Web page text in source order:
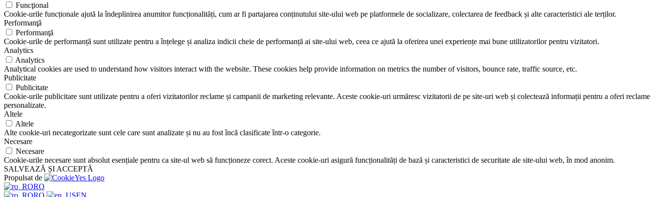
Funcţional
Cookie-urile funcționale ajută la îndeplinirea anumitor funcționalități, cum ar fi partajarea conținutului site-ului web pe platformele de socializare, colectarea de feedback și alte caracteristici ale terților.
Performanţă
Performanţă
Cookie-urile de performanță sunt utilizate pentru a înțelege și analiza indicii cheie de performanță ai site-ului web, ceea ce ajută la oferirea unei experiențe mai bune utilizatorilor pentru vizitatori.
Analytics
Analytics
Analytical cookies are used to understand how visitors interact with the website. These cookies help provide information on metrics the number of visitors, bounce rate, traffic source, etc.
Publicitate
Publicitate
Cookie-urile publicitare sunt utilizate pentru a oferi vizitatorilor reclame și campanii de marketing relevante. Aceste cookie-uri urmăresc vizitatorii de pe site-uri web și colectează informații pentru a oferi reclame
personalizate.
Altele
Altele
Alte cookie-uri necategorizate sunt cele care sunt analizate și nu au fost încă clasificate într-o categorie.
Necesare
Necesare
Cookie-urile necesare sunt absolut esențiale pentru ca site-ul web să funcționeze corect. Aceste cookie-uri asigură funcționalități de bază și caracteristici de securitate ale site-ului web, în mod anonim.
SALVEAZĂ ȘI ACCEPTĂ
Propulsat de
RO
RO
EN